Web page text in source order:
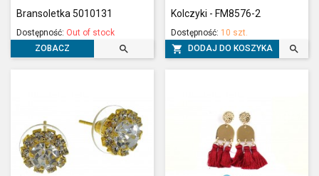
Bransoletka 5010131
Dostępność: Out of stock
ZOBACZ

Kolczyki - FM8576-2
Dostępność: 10 szt.
 DODAJ DO KOSZYKA 